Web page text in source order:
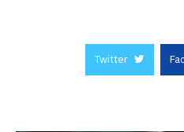
Twitter